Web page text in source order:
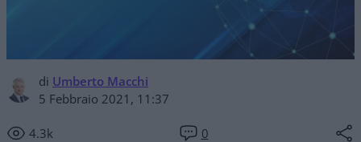
di Umberto Macchi
5 Febbraio 2021, 11:37
4.3k 0